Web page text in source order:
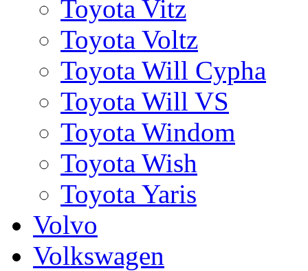
Toyota Vitz
Toyota Voltz
Toyota Will Cypha
Toyota Will VS
Toyota Windom
Toyota Wish
Toyota Yaris
Volvo
Volkswagen